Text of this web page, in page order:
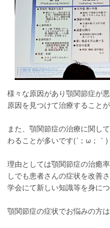
様々な原因があり顎関節症が
原因を見つけて治療すること
また、顎関節症の治療に関し
わることが多いです(´；ω；｀)
理由としては顎関節症の治癒
しでも患者さんの症状を改善
学会にて新しい知識等を身に
顎関節症の症状でお悩みの方